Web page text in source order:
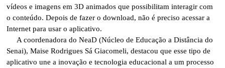
vídeos e imagens em 3D animados que possibilitam interagir com
o conteúdo. Depois de fazer o download, não é preciso acessar a
Internet para usar o aplicativo.
A coordenadora do NeaD (Núcleo de Educação a Distância do
Senai), Maise Rodrigues Sá Giacomeli, destacou que esse tipo de
aplicativo une a inovação e tecnologia educacional a um processo